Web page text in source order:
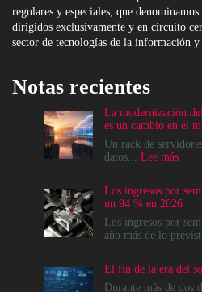
regulares y especiales, que
dirigidos exclusivamente y en circuito
sector de tecnologías de la información y
Notas recientes
La modernización
es un cambio en el
Un rack de
datos... Lee más:
del
Data
no
es
Los ingresos por
un 94 % en 2026
Los ingresos por
año más de lo
El fin de la era del
Durante más de dos